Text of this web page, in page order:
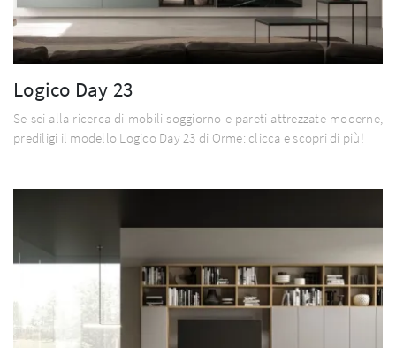
Logico Day 23
Se sei alla ricerca di mobili soggiorno e pareti attrezzate moderne,
prediligi il modello Logico Day 23 di Orme: clicca e scopri di più!